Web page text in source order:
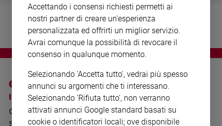
Società
e
Ambiente
eI SITI SAN PAOLO
GRUPPO EDITORIALE
SAN PAOLO
NOTE LEGALI
PRIVACY POLICY
Accettando i consensi richiesti permetti ai
nostri partner di creare un'esperienza
personalizzata ed offrirti un miglior servizio.
Avrai comunque la possibilità di revocare il
consenso in qualunque momento.
Selezionando 'Accetta tutto', vedrai più spesso
annunci su argomenti che ti interessano.
Selezionando 'Rifiuta tutto', non verranno
attivati annunci Google standard basati su
cookie o identificatori locali; ove disponibile